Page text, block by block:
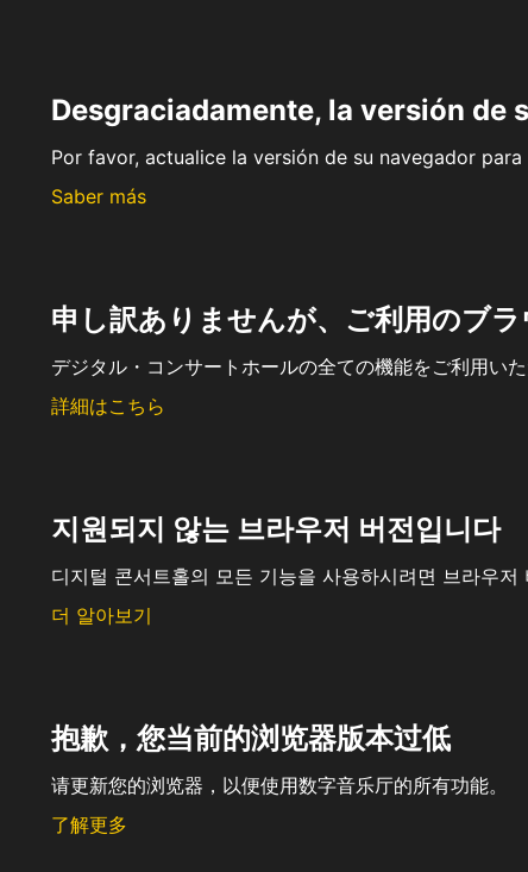
Desgraciadamente, la versión de
Por favor, actualice la versión de su navegador
Saber más
申し訳ありませんが、ご利用のブ
デジタル・コンサートホールの全ての機能をご利用い
詳細はこちら
지원되지 않는 브라우저 버전입니다
디지털 콘서트홀의 모든 기능을 사용하시려면 브라우
더 알아보기
抱歉，您当前的浏览器版本过低
请更新您的浏览器，以便使用数字音乐厅的所有功能。
了解更多